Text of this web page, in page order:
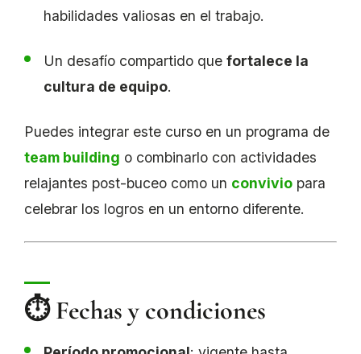
habilidades valiosas en el trabajo.
Un desafío compartido que fortalece la
cultura de equipo.
Puedes integrar este curso en un programa de
team building o combinarlo con actividades
relajantes post-buceo como un convivio para
celebrar los logros en un entorno diferente.
⏱️ Fechas y condiciones